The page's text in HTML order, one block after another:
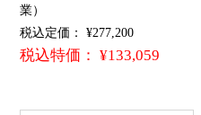
業）
税込定価： ¥277,200
税込特価： ¥133,059